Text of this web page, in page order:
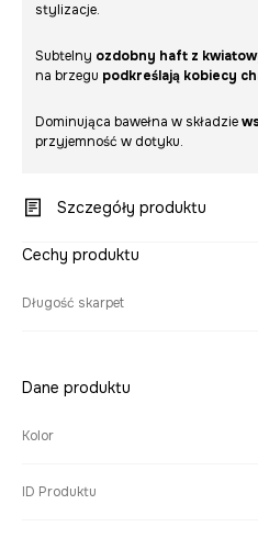
stylizacje.
Subtelny ozdobny haft z
na brzegu podkreślają kobiecy
Dominująca bawełna w składzie
przyjemność w dotyku.
Szczegóły produktu
Cechy produktu
Długość skarpet
Dane produktu
Kolor
ID Produktu